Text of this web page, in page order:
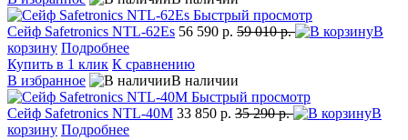
Быстрый просмотр
Сейф Safetronics NTL-62Es 56 590 р. 59 010 р.
В
корзину Подробнее
Купить в 1 клик К сравнению
В избранное
В наличии
Быстрый просмотр
Сейф Safetronics NTL-40M 33 850 р. 35 290 р.
В
корзину Подробнее